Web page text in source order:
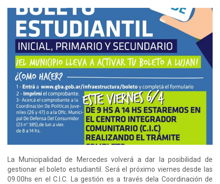
La Municipalidad de Mercedes volverá a dar la posibilidad de
gestionar el boleto estudiantil. Será el próximo viernes desde las
09.00hs en el C.I.C. La gestión es a través dela Coordinación de